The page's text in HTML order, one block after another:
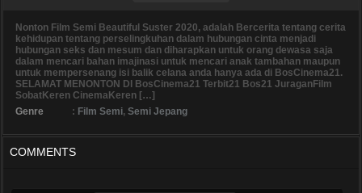
Nonton Film Semi Beautiful Suster 2020, adalah Bercerita tentang cerita
kehidupan tentang perselingkuhan dalam hubungan cinta menjadi
hubungan seks dan mesum dan diharapkan untuk orang dewasa saja
dalam mencari bahan imajinasi untuk mencari anak tambahan maupun
untuk mempersenang isi balik celana anda hanya ada di BosCinema21.
SELAMAT MENONTON DI BosCinema21 Terbit21 Bos21 JuraganFilm
SobatKeren CinemaKeren […]
Genre
: Film Semi, Semi Jepang
COMMENTS